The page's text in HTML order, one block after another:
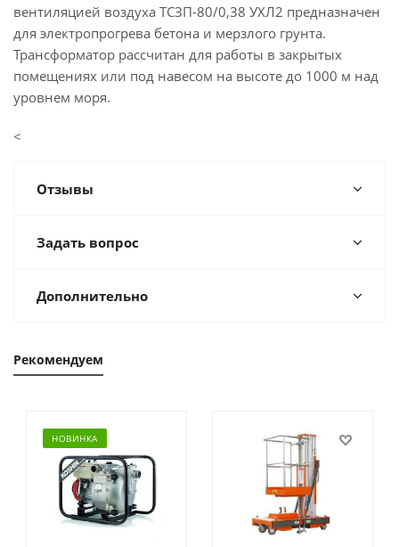
вентиляцией воздуха ТСЗП-80/0,38 УХЛ2 предназначен
для электропрогрева бетона и мерзлого грунта.
Трансформатор рассчитан для работы в закрытых
помещениях или под навесом на высоте до 1000 м над
уровнем моря.
<
Отзывы
Задать вопрос
Дополнительно
Рекомендуем
НОВИНКА